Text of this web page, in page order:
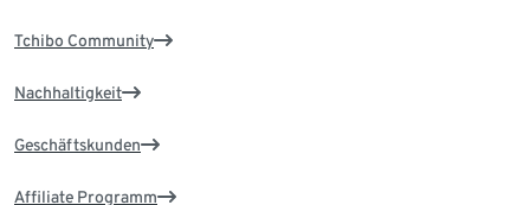
Tchibo Community
Nachhaltigkeit
Geschäftskunden
Affiliate Programm